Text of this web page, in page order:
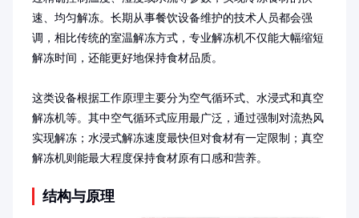
速、均匀解冻。长期从事餐饮设备维护的技术人员都会强
调，相比传统的室温解冻方式，专业解冻机不仅能大幅缩短
解冻时间，还能更好地保持食材品质。
这类设备根据工作原理主要分为空气循环式、水浸式和真空
解冻机等。其中空气循环式应用最广泛，通过强制对流热风
实现解冻；水浸式解冻速度最快但对食材有一定限制；真空
解冻机则能最大程度保持食材原有口感和营养。
结构与原理